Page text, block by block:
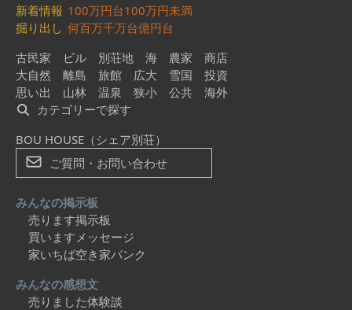
新着情報 100万円台100万円未満
掘り出し 何百万千万台億円台
古民家
ビル 別荘地 海 農家
商店
大自然
離島 旅館 広大 雪国
投資
思い出
山林 温泉 狭小 公共
海外
カテゴリーで探す
BOU HOUSE（シェア別荘）
ご質問・お問い合わせ
みんなの掲示板
売ります掲示板
買いますメッセージ
家いちば空き家バンク
みんなの感想文
売りました体験談